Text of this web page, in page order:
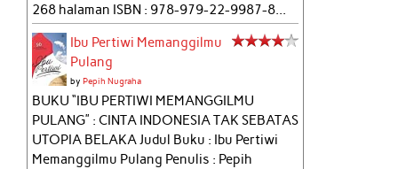
268 halaman ISBN : 978-979-22-9987-8...
Ibu Pertiwi Memanggilmu
Pulang
byPepih Nugraha
BUKU “IBU PERTIWI MEMANGGILMU
PULANG” : CINTA INDONESIA TAK SEBATAS
UTOPIA BELAKA Judul Buku : Ibu Pertiwi
Memanggilmu Pulang Penulis : Pepih